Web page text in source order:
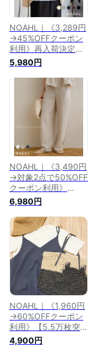
NOAHL｜《3,289円
→45%OFFクーポン
利用》再入荷決定
【accoさんコラボ】
【1.5万枚突破】【メ
ール便】フィッシュ
テール メッシュ ニ
ット トップス レデ
ィース 春 長袖 ノア
ル NOAHL 再入荷
5,980円
NOAHL｜《3,490円
→対象2点で50%OFF
クーポン利用》
《40%OFFクーポン
対象》【5,000枚突
破】再入荷【メール
便】MIX リネン カー
ブパンツ レディース
パンツ ボトム カー
ブ リネンライク ワ
イドパンツ ワイド
ブラック 黒 低身長
高身長 春 夏 秋 ノア
ル 250430
6,980円
NOAHL｜《1,960円
→60%OFFクーポン
利用》【5.5万枚突
破】再入荷【メール
便】クラッシュ ジャ
4,900円